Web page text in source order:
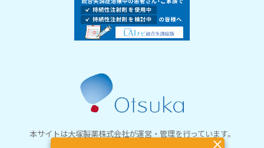
本サイトは大塚製薬株式会社が運営・管理を行っています。